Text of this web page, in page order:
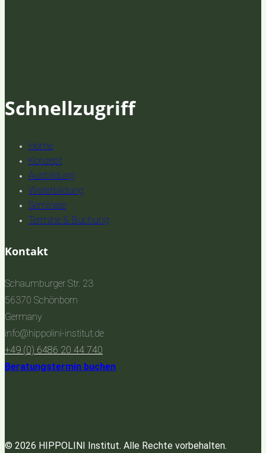
Schnellzugriff
Home
Konzept
Ausbildung
Weiterbildung
Seminare
Termine & Buchung
Kontakt
Schaumburger Str. 23
56370 Schönborn
Germany
info@hippolini-institut.de
+49 (0) 6486 20 44 740
Beratungstermin buchen
© 2026 HIPPOLINI Institut. Alle Rechte vorbehalten.